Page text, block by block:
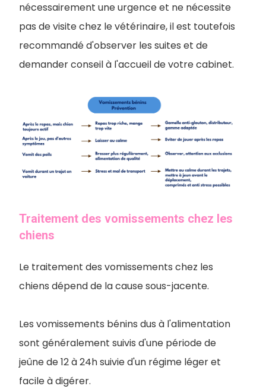
nécessairement une urgence et ne nécessite
pas de visite chez le vétérinaire, il est toutefois
recommandé d'observer les suites et de
demander conseil à l'accueil de votre cabinet.
Traitement des vomissements chez les
chiens
Le traitement des vomissements chez les
chiens dépend de la cause sous-jacente.
Les vomissements bénins dus à l'alimentation
sont généralement suivis d'une période de
jeûne de 12 à 24h suivie d'un régime léger et
facile à digérer.